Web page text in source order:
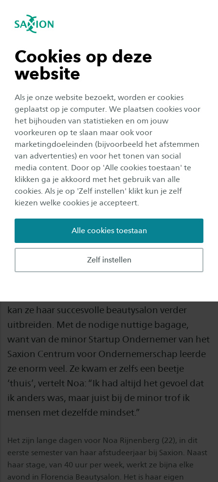
Cookies op deze
website
Als je onze website bezoekt, worden er cookies
geplaatst op je computer. We plaatsen cookies voor
het bijhouden van statistieken en om jouw
voorkeuren op te slaan maar ook voor
marketingdoeleinden (bijvoorbeeld het afstemmen
van advertenties) en voor het tonen van social
media content. Door op 'Alle cookies toestaan' te
klikken ga je akkoord met het gebruik van alle
cookies. Als je op 'Zelf instellen' klikt kun je zelf
kiezen welke cookies je accepteert.
Zelf instellen
Alle cookies toestaan
Navigatie openen
tonen
tonen
tonen
tonen
sluiten
Ondernemerschap
Noa volgde de minor Startup
Ondernemer: ‘Ik wil gelukkig
zijn en blijven in mijn
onderneming’
Auteur:
Anne Hurenkamp
Publicatiedatum:
28 november 2024 Leestijd: Minuten
Een baan in loondienst? Niet voor Noa
Rijnenberg. Sterker nog: met haar liefde voor
het ondernemerschap is het bijna ondenkbaar
kan ze haar succesvolle beautysalon verder
uitbreiden. Met de nodige nuttige bagage,
want van de minor Startup Ondernemer van het
Saxion Centrum voor Ondernemerschap leerde
ze enorm veel. Ze kwam er zelfs een beetje
‘thuis’, vertelt Noa: “Ik had altijd het gevoel dat
ik anders was, maar juist bij de minor trof ik
mensen met dezelfde mindset.”
Het zijn lange dagen voor Noa Rijnenberg (22), in dit
eerste semester van haar afstudeerjaar bij Saxion. Naast
haar stage, van 40 uur per week, werkt ze bijna elke
avond in Florencia Beautysalon. Het is haar eigen